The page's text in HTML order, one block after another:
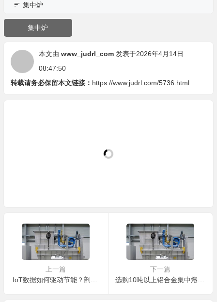
集中炉
集中炉
本文由 www_judrl_com 发表于2026年4月14日
08:47:50
转载请务必保留本文链接： https://www.judrl.com/5736.html
上一篇
下一篇